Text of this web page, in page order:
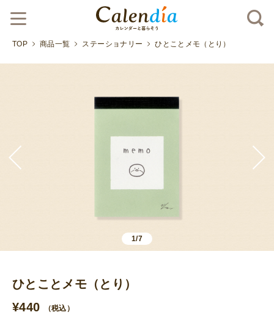
TOP 商品一覧 ステーショナリー ひとことメモ（とり）
1/7
ひとことメモ（とり）
¥440 （税込）